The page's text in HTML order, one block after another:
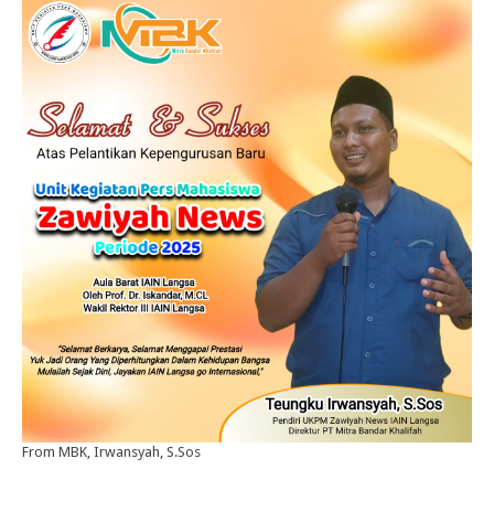
From MBK, Irwansyah, S.Sos